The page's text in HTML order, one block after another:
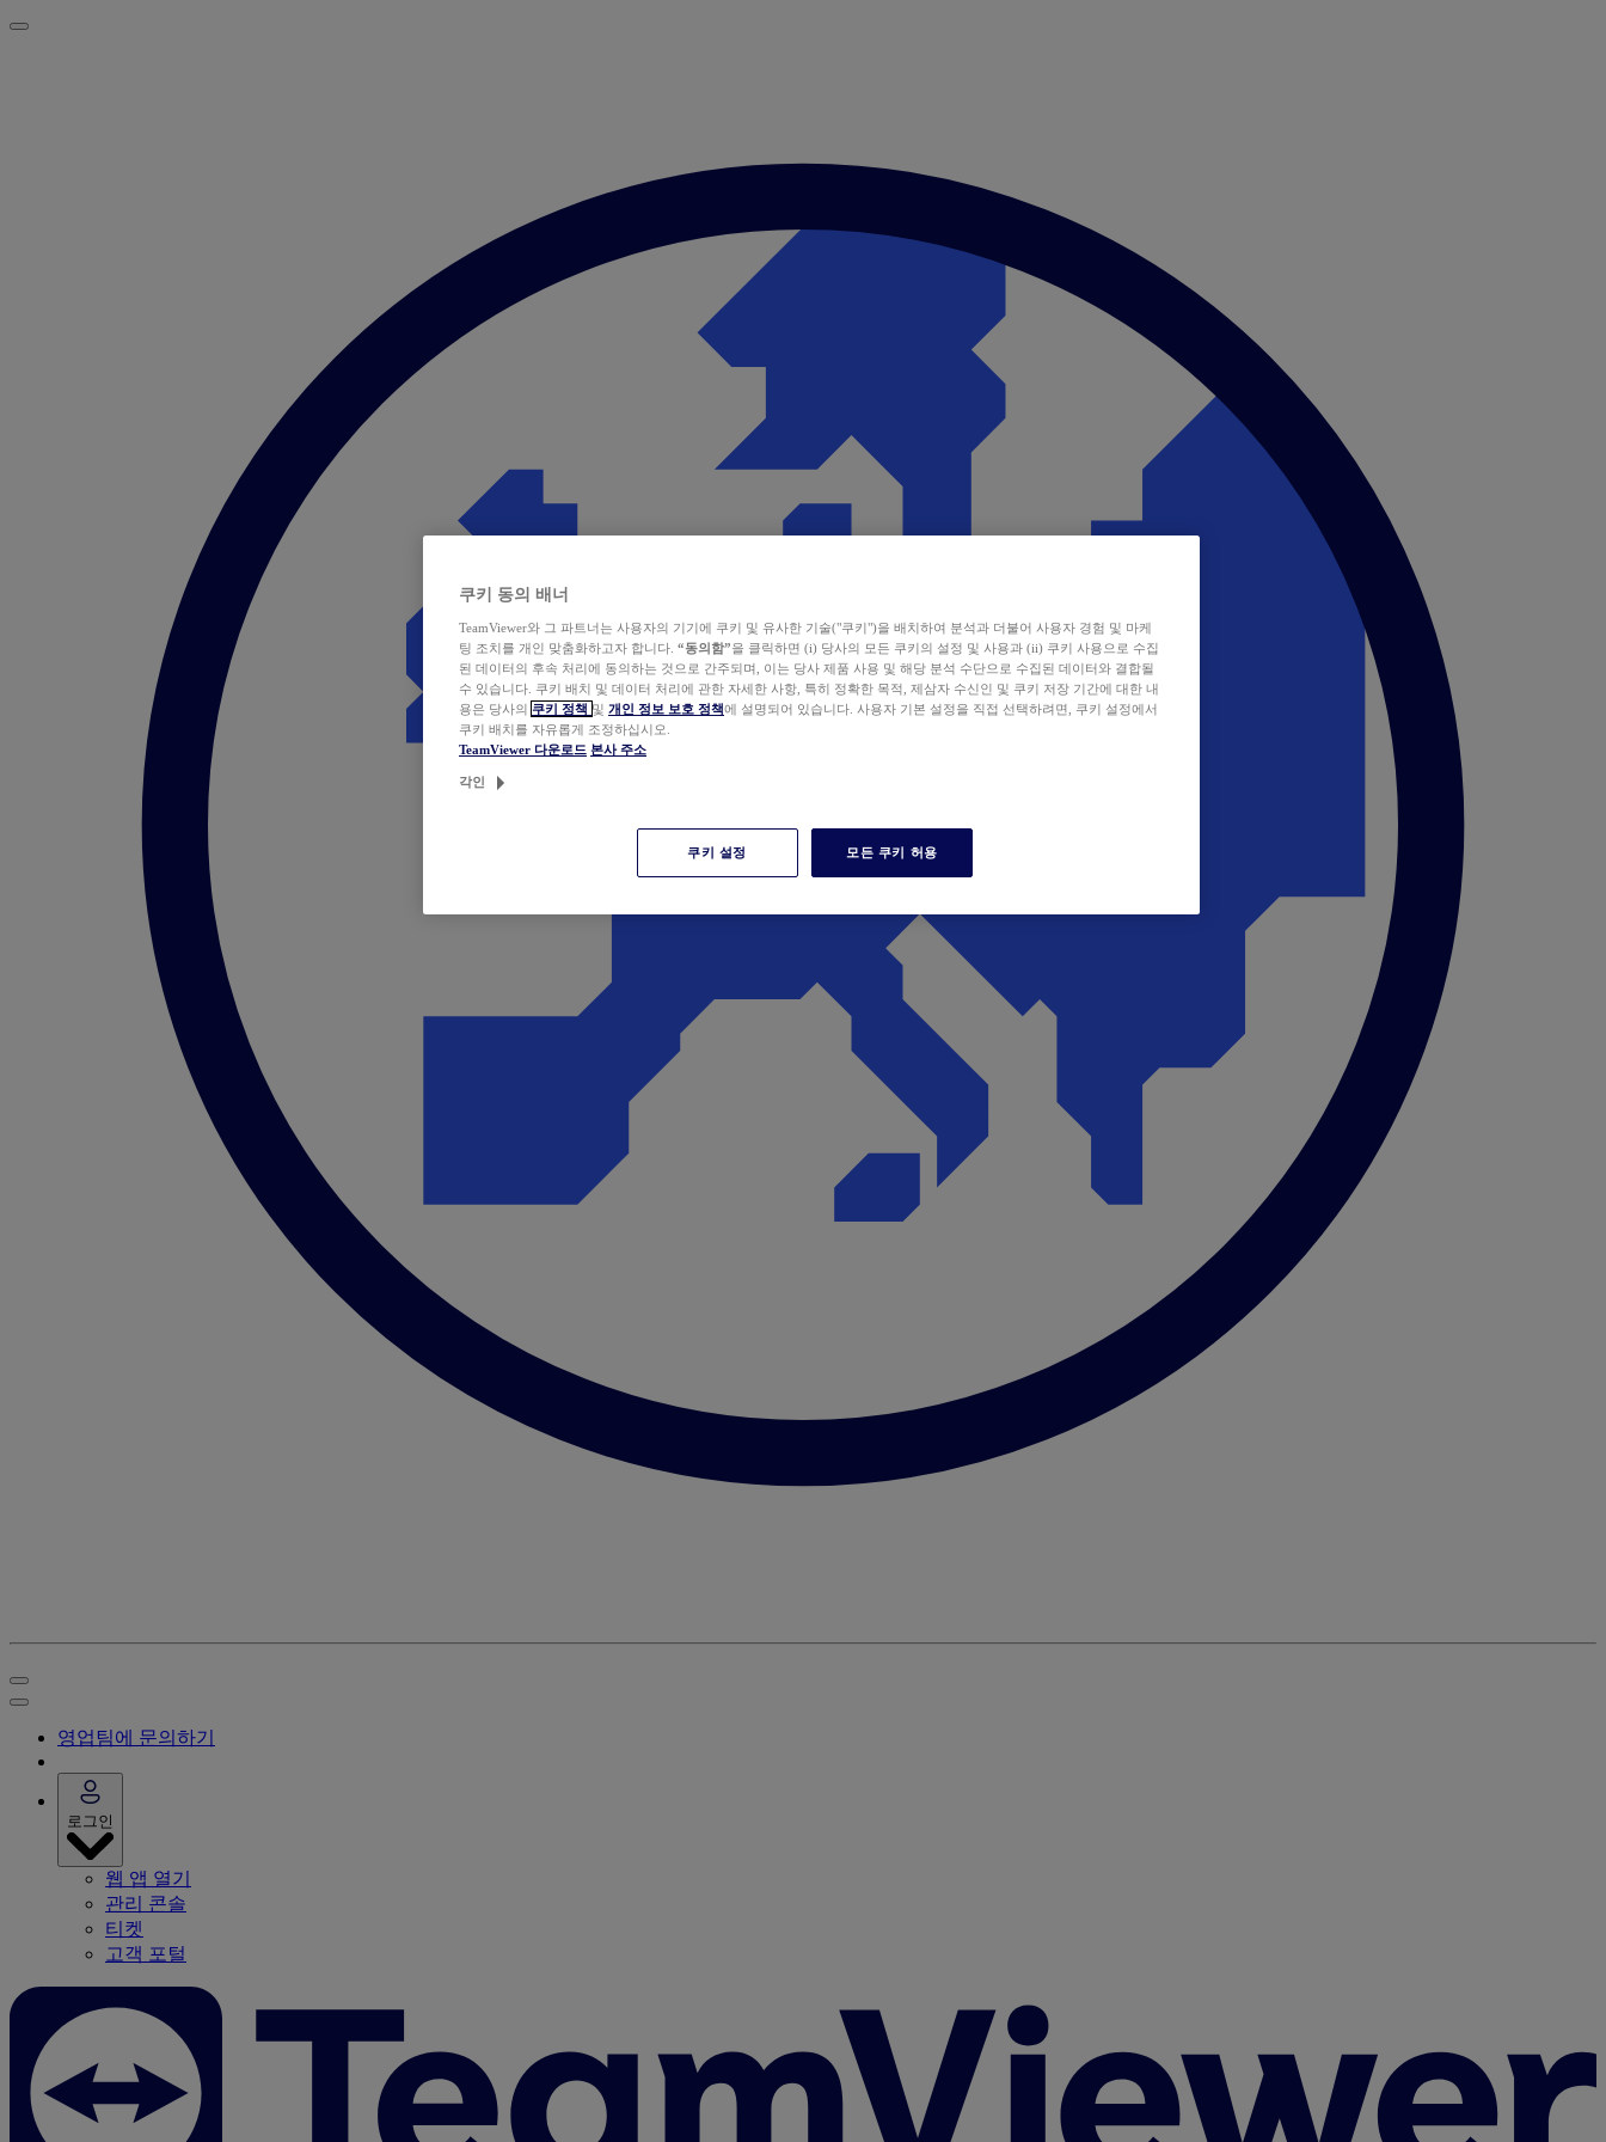
영업팀에 문의하기
로그인
웹 앱 열기
관리 콘솔
티켓
고객 포털
쿠키 동의 배너
TeamViewer와 그 파트너는 사용자의 기기에 쿠키 및 유사한 기술("쿠키")을 배치하여 분석과 더불어 사용자 경험 및 마케
팅 조치를 개인 맞춤화하고자 합니다. “동의함”을 클릭하면 (i) 당사의 모든 쿠키의 설정 및 사용과 (ii) 쿠키 사용으로 수집
된 데이터의 후속 처리에 동의하는 것으로 간주되며, 이는 당사 제품 사용 및 해당 분석 수단으로 수집된 데이터와 결합될
수 있습니다. 쿠키 배치 및 데이터 처리에 관한 자세한 사항, 특히 정확한 목적, 제삼자 수신인 및 쿠키 저장 기간에 대한 내
용은 당사의 쿠키 정책 및 개인 정보 보호 정책에 설명되어 있습니다. 사용자 기본 설정을 직접 선택하려면, 쿠키 설정에서
쿠키 배치를 자유롭게 조정하십시오.
TeamViewer 다운로드 본사 주소
각인
쿠키 설정 모든 쿠키 허용